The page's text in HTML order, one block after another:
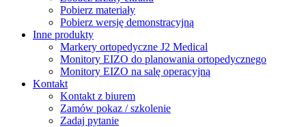
Pobierz materiały
Pobierz wersję demonstracyjną
Inne produkty
Markery ortopedyczne J2 Medical
Monitory EIZO do planowania ortopedycznego
Monitory EIZO na salę operacyjną
Kontakt
Kontakt z biurem
Zamów pokaz / szkolenie
Zadaj pytanie